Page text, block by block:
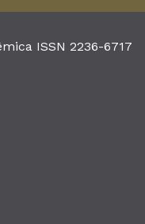
ISSN 2236-6717